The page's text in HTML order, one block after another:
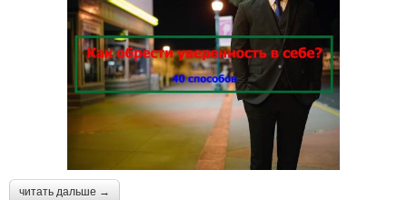
читать дальше →